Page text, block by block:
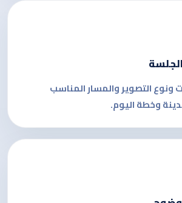
ونوع التصوير والمسار المناسب
وخطة اليوم.